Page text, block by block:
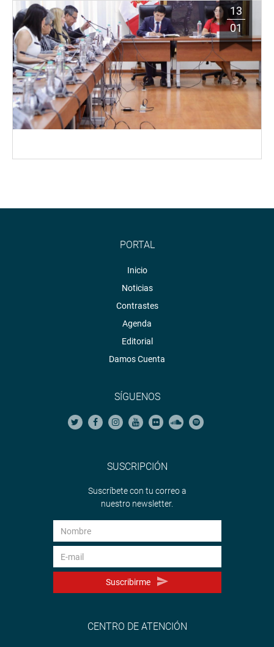
13
01
PORTAL
Inicio
Noticias
Contrastes
Agenda
Editorial
Damos Cuenta
SÍGUENOS
SUSCRIPCIÓN
Suscríbete con tu correo a
nuestro newsletter.
Suscribirme
CENTRO DE ATENCIÓN